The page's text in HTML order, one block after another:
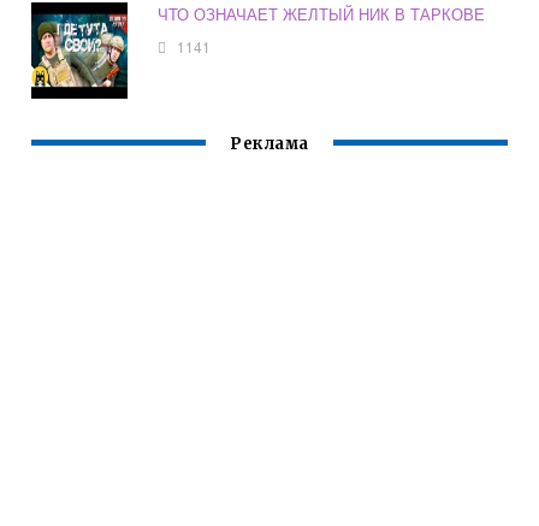
ЧТО ОЗНАЧАЕТ ЖЕЛТЫЙ НИК В ТАРКОВЕ
1141
Реклама